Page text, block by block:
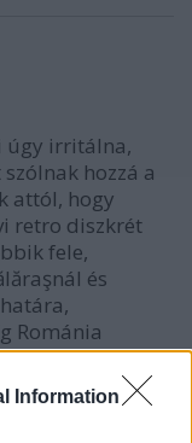
Information
úgy irritálna,
hozzá a
attól, hogy
retro diszkrét
fele,
és
Románia
voltak.
álló tépett